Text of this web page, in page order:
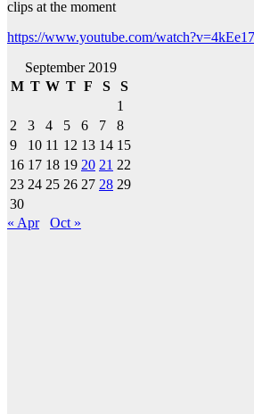
clips at the moment
https://www.youtube.com/
September 2019
M T W T F S
S
1
2
3 4 5 6 7
8
9
10 11 12 13 14 15
16 17 18 19 20 21 22
23 24 25 26 27 28 29
30
« Apr
Oct »